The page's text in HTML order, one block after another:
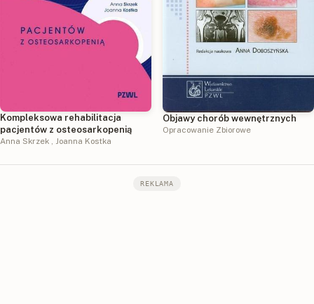
Kompleksowa rehabilitacja
pacjentów z osteosarkopenią
Anna Skrzek , Joanna Kostka
Objawy chorób wewnętrznych
Opracowanie Zbiorowe
REKLAMA